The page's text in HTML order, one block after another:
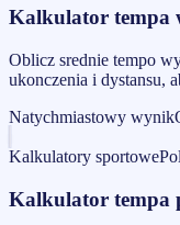
Kalkulator tempa
Oblicz srednie tempo
ukonczenia i dystansu,
Natychmiastowy wynik
Kalkulatory sportowe
Kalkulator tempa